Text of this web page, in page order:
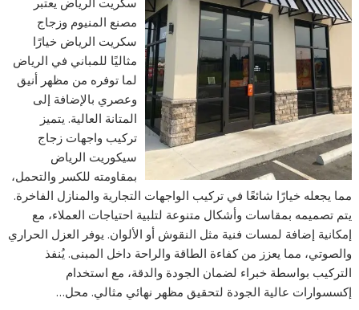
مصنع المنيوم وزجاج
سكريت الرياض خيارًا
مثاليًا للمباني في الرياض
لما توفره من مظهر أنيق
وعصري بالإضافة إلى
المتانة العالية. يتميز
تركيب واجهات زجاج
سيكوريت الرياض
بمقاومته للكسر والتحمل،
مما يجعله خيارًا شائعًا في تركيب الواجهات التجارية والمنازل الفاخرة.
يتم تصميمه بمقاسات وأشكال متنوعة لتلبية احتياجات العملاء، مع
إمكانية إضافة لمسات فنية مثل النقوش أو الألوان. يوفر العزل الحراري
والصوتي، مما يعزز من كفاءة الطاقة والراحة داخل المبنى. يُنفذ
التركيب بواسطة خبراء لضمان الجودة والدقة، مع استخدام
إكسسوارات عالية الجودة لتحقيق مظهر نهائي مثالي. محل…